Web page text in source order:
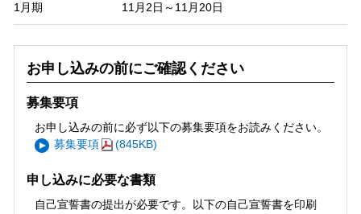
1月期 11月2日～11月20日
お申し込みの前にご確認ください
募集要項
お申し込みの前に必ず以下の募集要項をお読みください。
募集要項
(845KB)
申し込みに必要な書類
自己宣誓書の提出が必要です。以下の自己宣誓書を印刷